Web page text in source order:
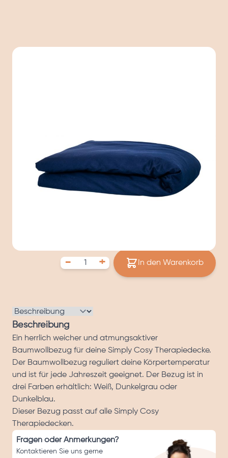
Baumwollbezug für deine Simply Cosy Therapiedecke.
Der Baumwollbezug reguliert deine Körpertemperatur
und ist für jede Jahreszeit geeignet. Der Bezug ist in
drei Farben erhältlich: Weiß, Dunkelgrau oder
- + In den Warenkorb
Beschreibung
Ein herrlich weicher und atmungsaktiver
Baumwollbezug für deine Simply Cosy Therapiedecke.
Der Baumwollbezug reguliert deine Körpertemperatur
und ist für jede Jahreszeit geeignet. Der Bezug ist in
drei Farben erhältlich: Weiß, Dunkelgrau oder
Dunkelblau.
Dieser Bezug passt auf alle Simply Cosy
Therapiedecken.
Fragen oder Anmerkungen?
Kontaktieren Sie uns gerne